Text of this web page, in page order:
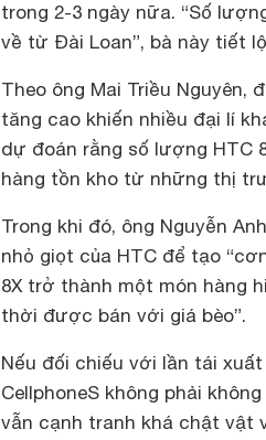
trong 2-3 ngày nữa. “Số
về từ Đài Loan”, bà này tiết
Theo ông Mai Triều Nguyên,
tăng cao khiến nhiều đại lí
dự đoán rằng số lượng HTC
hàng tồn kho từ những thị
Trong khi đó, ông Nguyễn
nhỏ giọt của HTC để tạo
8X trở thành một món hàng
thời được bán với giá bèo”.
Nếu đối chiếu với lần tái
CellphoneS không phải
vẫn cạnh tranh khá chật vật